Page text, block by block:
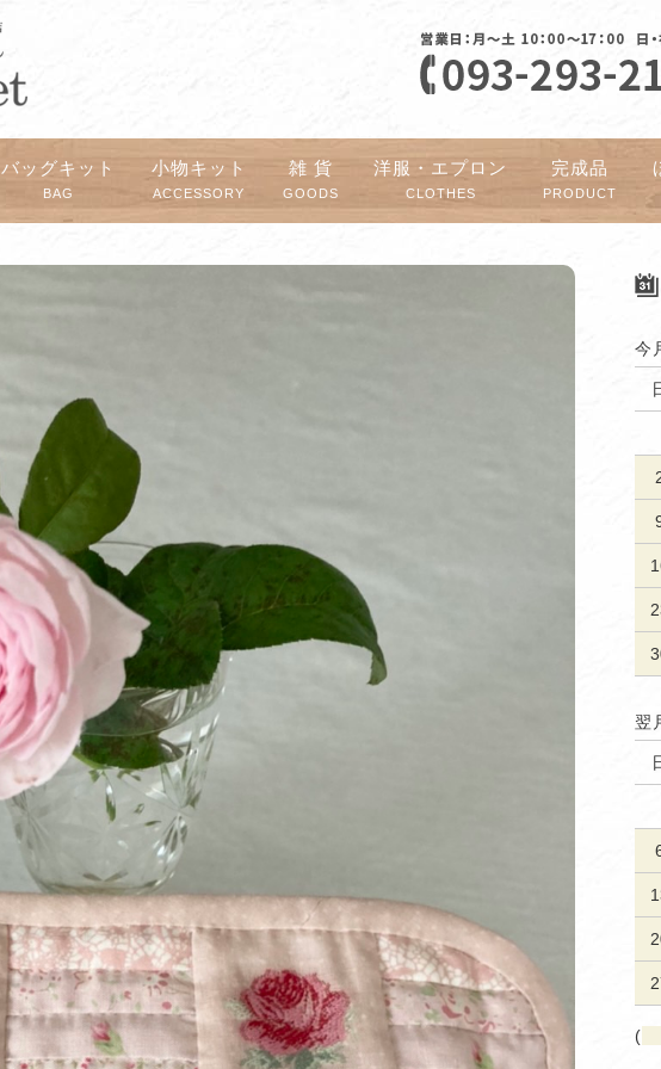
バッグキット
BAG
小物キット
ACCESSORY
雑 貨
GOODS
洋服・エプロン
CLOTHES
完成品
PRODUCT
今
翌
(